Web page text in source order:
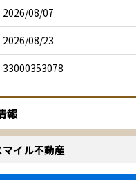
2026/08/07
2026/08/23
33000353078
報
イル不動産